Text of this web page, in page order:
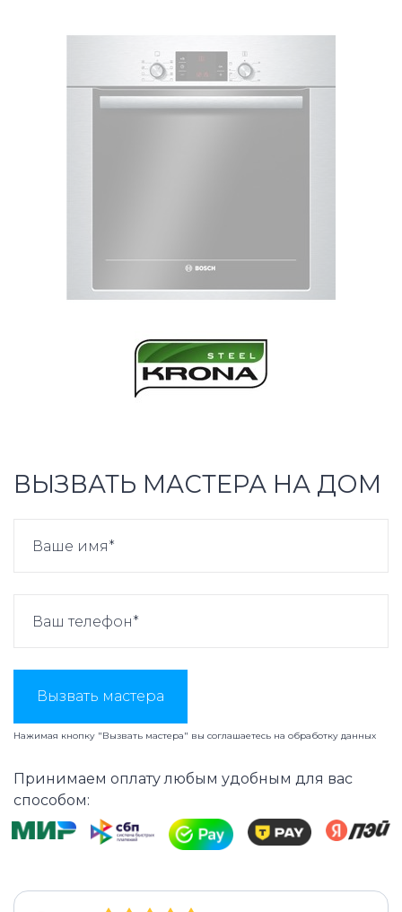
ВЫЗВАТЬ МАСТЕРА НА ДОМ
Вызвать мастера
Нажимая кнопку "Вызвать мастера" вы соглашаетесь на обработку данных
Принимаем оплату любым удобным для вас
способом: